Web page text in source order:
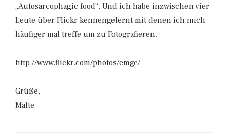
„Autosarcophagic food“. Und ich habe inzwischen vier
Leute über Flickr kennengelernt mit denen ich mich
häufiger mal treffe um zu Fotografieren.
http://www.flickr.com/photos/emge/
Grüße,
Malte